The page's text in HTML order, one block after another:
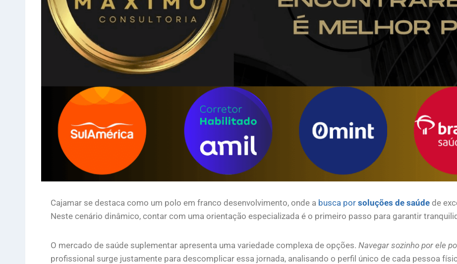
Cajamar se destaca como um polo em franco desenvolvimento, onde a busca por soluções de saúde de
Neste cenário dinâmico, contar com uma orientação especializada é o primeiro passo para garantir
O mercado de saúde suplementar apresenta uma variedade complexa de opções. Navegar sozinho por ele
profissional surge justamente para descomplicar essa jornada, analisando o perfil único de cada pessoa